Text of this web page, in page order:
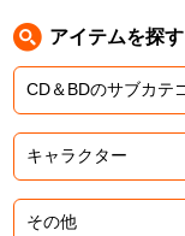
パックマン
ナムコクラシック
ガンダムシリーズ
アイテムを探す